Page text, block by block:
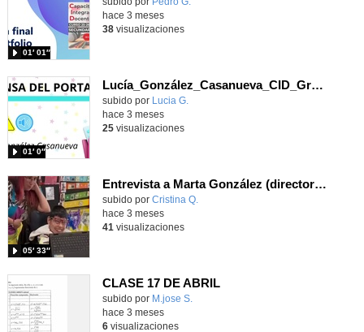
01′ 01″
hace 3 meses
38visualizaciones
Lucía_González_Casanueva_CID_Grupo 1_Defensa_del_Portafolio
subido por Lucia G.
01′ 0″
hace 3 meses
25visualizaciones
Entrevista a Marta González (directora DAT Capital), por alumnos del CPEE María Soriano
Contenido educativo.
subido por Cristina Q.
05′ 33″
hace 3 meses
41 visualizaciones
CLASE 17 DE ABRIL
Contenido educativo.
subido por M.jose S.
hace 3 meses
6visualizaciones